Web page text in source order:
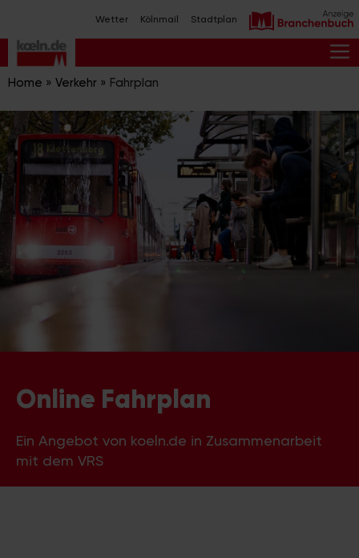
Inhalt
springen
Wetter Kölnmail Stadtplan
Home » Verkehr » Fahrplan
Online Fahrplan
Ein Angebot von koeln.de in Zusammenarbeit
mit dem VRS